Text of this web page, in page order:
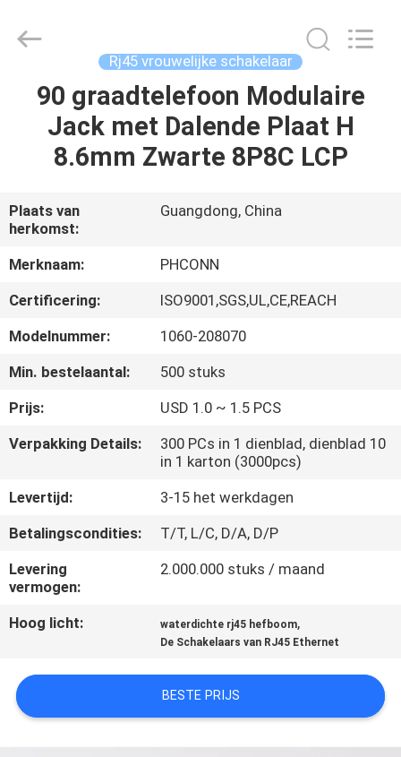
HUIS
PRODUCTEN
ONGEVEER
ONS
FABRIEKSREIS
CONTACTEER
ONS
VR
SHOW
SITEMAP
POLICY
Reserved.
Rj45 vrouwelijke schakelaar
90 graadtelefoon Modulaire
Jack met Dalende Plaat H
8.6mm Zwarte 8P8C LCP
Plaats van
herkomst:
Guangdong, China
Merknaam:
PHCONN
Certificering:
ISO9001,SGS,UL,CE,REACH
Modelnummer:
1060-208070
Min. bestelaantal:
500 stuks
Prijs:
USD 1.0 ~ 1.5 PCS
Verpakking Details:
300 PCs in 1 dienblad, dienblad 10
in 1 karton (3000pcs)
Levertijd:
3-15 het werkdagen
Betalingscondities:
T/T, L/C, D/A, D/P
Levering
vermogen:
2.000.000 stuks / maand
Hoog licht: waterdichte rj45 hefboom,
De Schakelaars van RJ45 Ethernet
BESTE PRIJS